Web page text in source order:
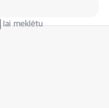
lai meklētu